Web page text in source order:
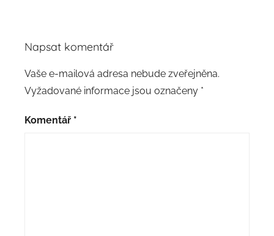
Napsat komentář
Vaše e-mailová adresa nebude zveřejněna.
Vyžadované informace jsou označeny *
Komentář *